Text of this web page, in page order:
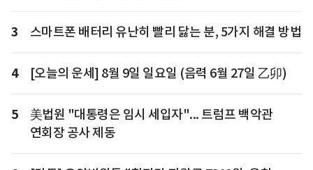
3 스마트폰 배터리 유난히 빨리 닳는 분, 5가지 해결 방법
4 [오늘의 운세] 8월 9일 일요일 (음력 6월 27일 乙卯)
5
美법원 "대통령은 임시 세입자"... 트럼프 백악관
연회장 공사 제동